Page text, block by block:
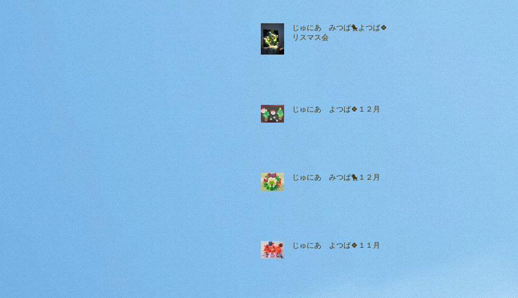
じゅにあ みつば🐤よつば🍀ク
リスマス会
じゅにあ よつば🍀１２月
じゅにあ みつば🐤１２月
じゅにあ よつば🍀１１月